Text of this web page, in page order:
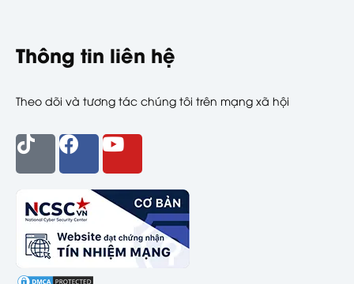
Thông tin liên hệ
Theo dõi và tương tác chúng tôi trên mạng xã hội